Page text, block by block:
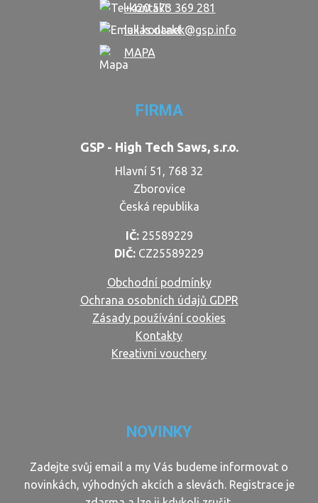
FIRMA
GSP - High Tech Saws, s.r.o.
Hlavní 51, 768 32
Zborovice
Česká republika
IČ:25589229
DIČ: CZ25589229
+420 573 369 281
lukas.danek@gsp.info
MAPA
Obchodní podmínky
Ochrana osobních údajů GDPR
Zásady používání cookies
Kontakty
Kreativni vouchery
NOVINKY
Zadejte svůj email a my Vás budeme informovat o
novinkách, výhodných akcích a slevách. Registrace je